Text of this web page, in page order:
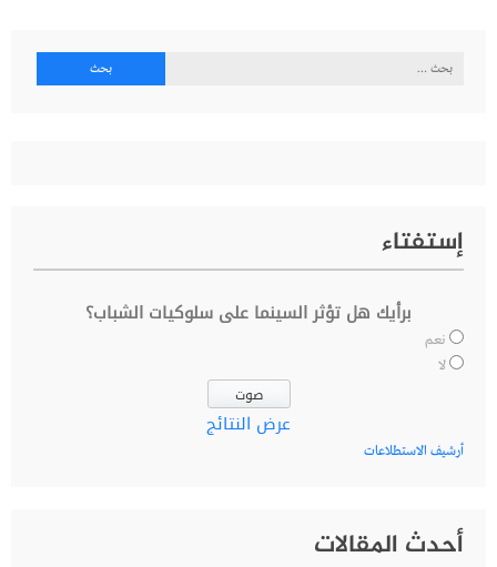
البحث
إستفتاء
برأيك هل تؤثر السينما على سلوكيات الشباب؟
نعم
لا
عرض النتائج
أرشيف الاستطلاعات
أحدث المقالات